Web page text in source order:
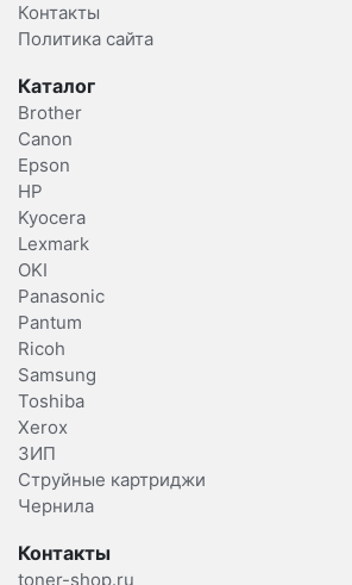
Контакты
Политика сайта
Каталог
Brother
Canon
Epson
HP
Kyocera
Lexmark
OKI
Panasonic
Pantum
Ricoh
Samsung
Toshiba
Xerox
ЗИП
Струйные картриджи
Чернила
Контакты
toner-shop.ru